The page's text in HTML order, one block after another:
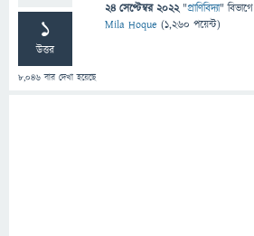
1
উত্তর
8,046 বার দেখা হয়েছে
24 সেপ্টেম্বর 2022 "প্রাণিবিদ্যা" বিভাগে
Mila Hoque (1,260 পয়েন্ট)